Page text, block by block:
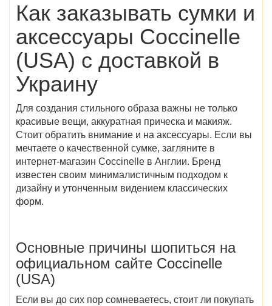
Как заказывать сумки и
аксессуары Coccinelle
(USA) с доставкой в
Украину
Для создания стильного образа важны не только
красивые вещи, аккуратная прическа и макияж.
Стоит обратить внимание и на аксессуары. Если вы
мечтаете о качественной сумке, загляните в
интернет-магазин Coccinelle в Англии. Бренд
известен своим минималистичным подходом к
дизайну и утонченным видением классических
форм.
Основные причины шопиться на
официальном сайте Coccinelle
(USA)
Если вы до сих пор сомневаетесь, стоит ли покупать